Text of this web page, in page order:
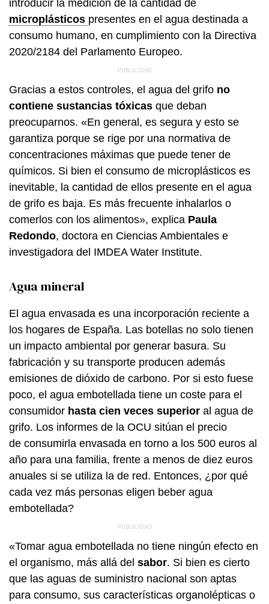
introducir la medición de la cantidad de
microplásticos presentes en el agua destinada a
consumo humano, en cumplimiento con la Directiva
2020/2184 del Parlamento Europeo.
Gracias a estos controles, el agua del grifo no
contiene sustancias tóxicas que deban
preocuparnos. «En general, es segura y esto se
garantiza porque se rige por una normativa de
concentraciones máximas que puede tener de
químicos. Si bien el consumo de microplásticos es
inevitable, la cantidad de ellos presente en el agua
de grifo es baja. Es más frecuente inhalarlos o
comerlos con los alimentos», explica Paula
Redondo, doctora en Ciencias Ambientales e
investigadora del IMDEA Water Institute.
Agua mineral
El agua envasada es una incorporación reciente a
los hogares de España. Las botellas no solo tienen
un impacto ambiental por generar basura. Su
fabricación y su transporte producen además
emisiones de dióxido de carbono. Por si esto fuese
poco, el agua embotellada tiene un coste para el
consumidor hasta cien veces superior al agua de
grifo. Los informes de la OCU sitúan el precio
de consumirla envasada en torno a los 500 euros al
año para una familia, frente a menos de diez euros
anuales si se utiliza la de red. Entonces, ¿por qué
cada vez más personas eligen beber agua
embotellada?
«Tomar agua embotellada no tiene ningún efecto en
el organismo, más allá del sabor. Si bien es cierto
que las aguas de suministro nacional son aptas
para consumo, sus características organolépticas o